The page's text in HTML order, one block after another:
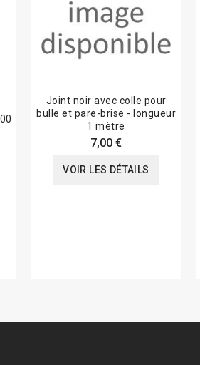
Joint noir avec colle pour
bulle et pare-brise - longueur
1 mètre
7,00 €
VOIR LES DÉTAILS